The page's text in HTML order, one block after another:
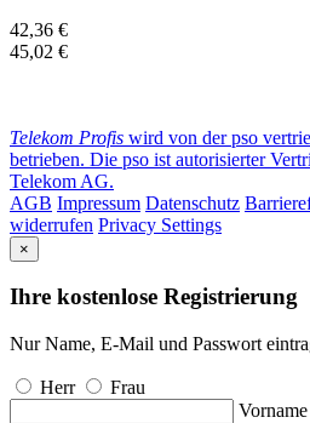
42,36 €
45,02 €
Telekom Profis wird von der pso
betrieben. Die pso ist autorisierter
Telekom AG.
AGB Impressum Datenschutz
widerrufen Privacy Settings
×
Ihre kostenlose Registrierung
Nur Name, E-Mail und Passwort
Herr
Frau
Vorname